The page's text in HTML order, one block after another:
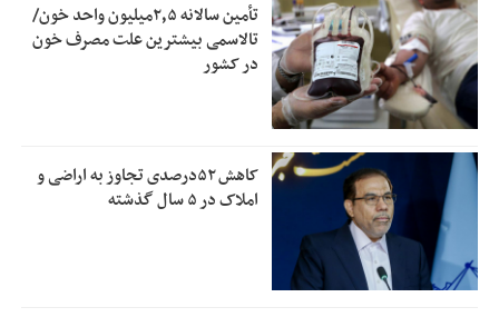
تأمین سالانه ۲٫۵میلیون واحد خون/
تالاسمی بیشترین علت مصرف‌ خون
در کشور
کاهش ۵۲درصدی تجاوز به اراضی و
املاک در ۵ سال گذشته